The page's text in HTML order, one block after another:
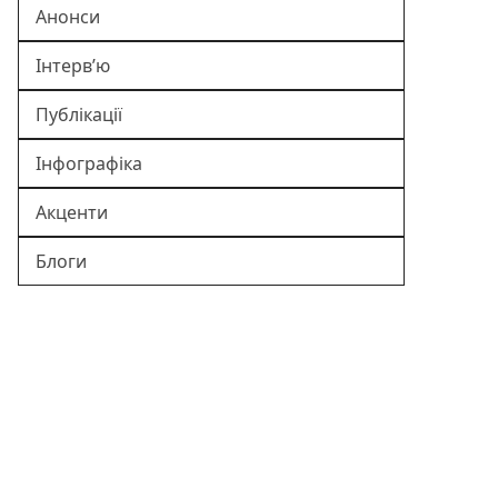
Анонси
Інтерв’ю
Публікації
Інфографіка
Акценти
Блоги